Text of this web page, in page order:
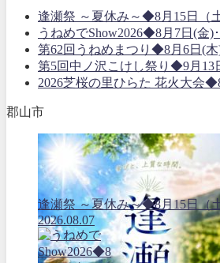
逢瀬祭 ～夏休み～◆8月15日（
うねめでShow2026◆8月7日(金)
第62回うねめまつり◆8月6日(
第5回中ノ沢こけし祭り◆9月13
2026芝桜の里ひらた 花火大会
郡山市
逢瀬祭 ～夏休み～◆8月15日（
2026.08.07